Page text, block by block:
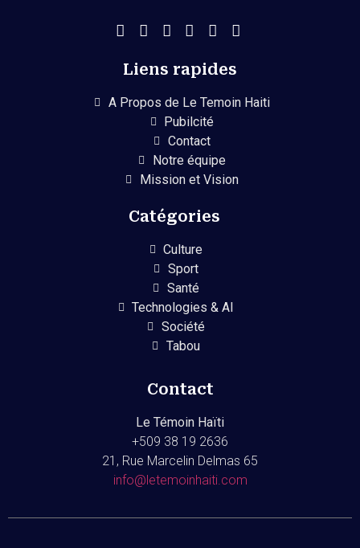
Liens rapides
A Propos de Le Temoin Haiti
Pubilcité
Contact
Notre équipe
Mission et Vision
Catégories
Culture
Sport
Santé
Technologies & AI
Société
Tabou
Contact
Le Témoin Haïti
+509 38 19 2636
21, Rue Marcelin Delmas 65
info@letemoinhaiti.com